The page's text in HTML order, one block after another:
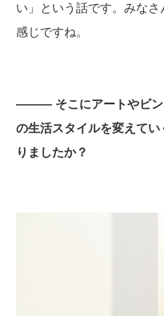
い」という話です。みな
感じですね。
――― そこにアートやビン
の生活スタイルを変えて
りましたか？